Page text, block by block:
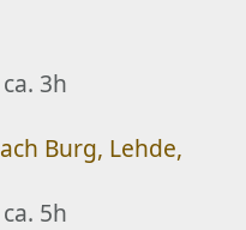
3h
Burg, Lehde,
5h